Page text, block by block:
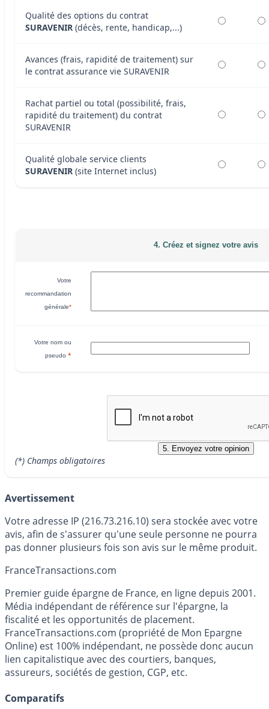
Qualité des options du contrat
SURAVENIR (décès, rente, handicap,...)
Avances (frais, rapidité de traitement) sur
le contrat assurance vie SURAVENIR
Rachat partiel ou total (possibilité, frais,
rapidité du traitement) du contrat
SURAVENIR
Qualité globale service clients
SURAVENIR (site Internet inclus)
4. Créez et signez votre avis
Votre
recommandation
générale*
Votre nom ou
pseudo *
(*) Champs obligatoires
Avertissement
Votre adresse IP (216.73.216.10) sera stockée avec votre
avis, afin de s'assurer qu'une seule personne ne pourra
pas donner plusieurs fois son avis sur le même produit.
FranceTransactions.com
Premier guide épargne de France, en ligne depuis 2001.
Média indépendant de référence sur l'épargne, la
fiscalité et les opportunités de placement.
FranceTransactions.com (propriété de Mon Epargne
Online) est 100% indépendant, ne possède donc aucun
lien capitalistique avec des courtiers, banques,
assureurs, sociétés de gestion, CGP, etc.
Comparatifs